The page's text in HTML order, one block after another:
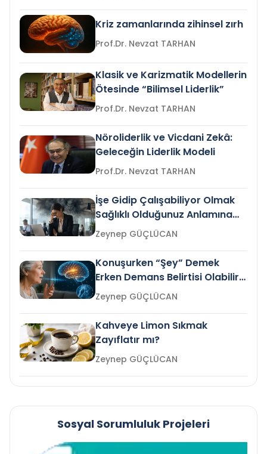
Kriz zamanlarında zihinsel zırh
Prof.Dr. Nevzat TARHAN
Klasik ve Karizmatik Modellerin
Ötesinde “Bilimsel Liderlik”
Prof.Dr. Nevzat TARHAN
Nöroliderlik ve Vicdani Zekâ:
Geleceğin Liderlik Modeli
Prof.Dr. Nevzat TARHAN
İşe Gidip Çalışabiliyor Olmak
Sağlıklı Olduğunuz Anlamına
Gelir mi?Zeynep GÜÇLÜCAN
Konuşurken “Şey” Demek
Erken Demans Belirtisi Olabilir
mi?
Zeynep GÜÇLÜCAN
Kahveye Limon Sıkmak
Zayıflatır mı?
Zeynep GÜÇLÜCAN
Sosyal Sorumluluk Projeleri